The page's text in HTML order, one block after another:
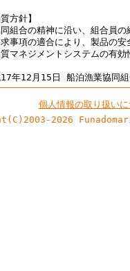
質方針】
同組合の精神に沿い、組合員
求事項の適合により、製品の
質マネジメントシステムの有
年12月15日 船泊漁業協同
個人情報の取り扱い
2026